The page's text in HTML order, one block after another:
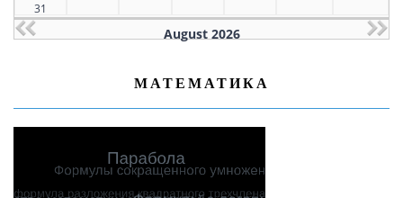
31
August 2026
МАТЕМАТИКА